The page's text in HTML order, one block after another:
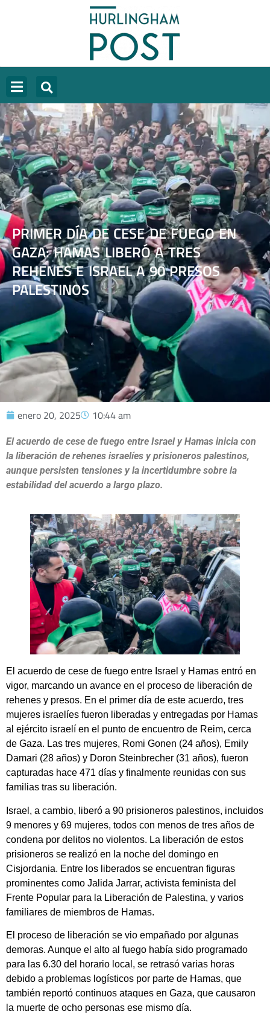
PRIMER DÍA DE CESE DE FUEGO EN
GAZA: HAMAS LIBERÓ A TRES
REHENES E ISRAEL A 90 PRESOS
PALESTINOS
enero 20, 2025 10:44 am
El acuerdo de cese de fuego entre Israel y Hamas inicia con
la liberación de rehenes israelíes y prisioneros palestinos,
aunque persisten tensiones y la incertidumbre sobre la
estabilidad del acuerdo a largo plazo.
El acuerdo de cese de fuego entre Israel y Hamas entró en
vigor, marcando un avance en el proceso de liberación de
rehenes y presos. En el primer día de este acuerdo, tres
mujeres israelíes fueron liberadas y entregadas por Hamas
al ejército israelí en el punto de encuentro de Reim, cerca
de Gaza. Las tres mujeres, Romi Gonen (24 años), Emily
Damari (28 años) y Doron Steinbrecher (31 años), fueron
capturadas hace 471 días y finalmente reunidas con sus
familias tras su liberación.
Israel, a cambio, liberó a 90 prisioneros palestinos, incluidos
9 menores y 69 mujeres, todos con menos de tres años de
condena por delitos no violentos. La liberación de estos
prisioneros se realizó en la noche del domingo en
Cisjordania. Entre los liberados se encuentran figuras
prominentes como Jalida Jarrar, activista feminista del
Frente Popular para la Liberación de Palestina, y varios
familiares de miembros de Hamas.
El proceso de liberación se vio empañado por algunas
demoras. Aunque el alto al fuego había sido programado
para las 6.30 del horario local, se retrasó varias horas
debido a problemas logísticos por parte de Hamas, que
también reportó continuos ataques en Gaza, que causaron
la muerte de ocho personas ese mismo día.